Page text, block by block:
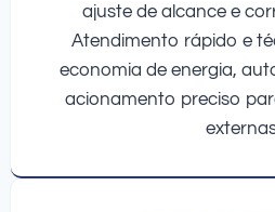
ajuste de alcance e
Atendimento rápido e
economia de energia,
acionamento preciso